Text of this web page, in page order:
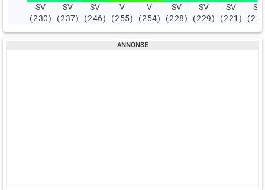
SV
(230)
SV
(237)
SV
(246)
V
(255)
V
(254)
SV
(228)
SV
(229)
SV
(221)
SV